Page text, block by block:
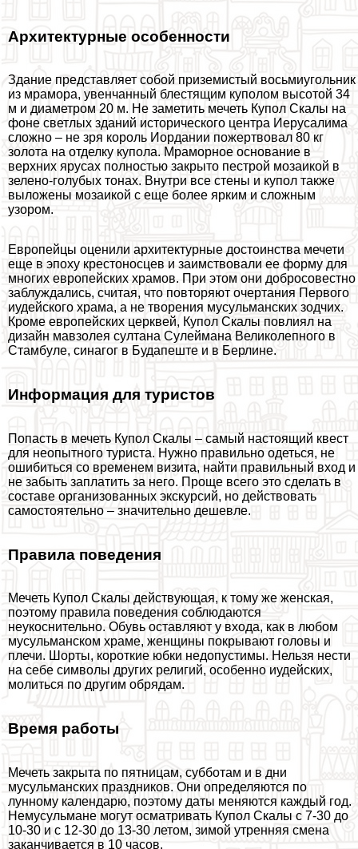
Архитектурные особенности
Здание представляет собой приземистый восьмиугольник
из мрамора, увенчанный блестящим куполом высотой 34
м и диаметром 20 м. Не заметить мечеть Купол Скалы на
фоне светлых зданий исторического центра Иерусалима
сложно – не зря король Иордании пожертвовал 80 кг
золота на отделку купола. Мраморное основание в
верхних ярусах полностью закрыто пестрой мозаикой в
зелено-гoлyбых тонах. Внутри все стены и купол также
выложены мозаикой с еще более ярким и сложным
узором.
Европейцы оценили архитектурные достоинства мечети
еще в эпоху крестоносцев и заимствовали ее форму для
многих европейских храмов. При этом они добросовестно
заблуждались, считая, что повторяют очертания Первого
иудейского храма, а не творения мусульманских зодчих.
Кроме европейских церквей, Купол Скалы повлиял на
дизайн мавзолея султана Сулеймана Великолепного в
Стамбуле, синагог в Будапеште и в Берлине.
Информация для туристов
Попасть в мечеть Купол Скалы – самый настоящий квест
для неопытного туриста. Нужно правильно одеться, не
ошибиться со временем визита, найти правильный вход и
не забыть заплатить за него. Проще всего это сделать в
составе организованных экскурсий, но действовать
самостоятельно – значительно дешевле.
Правила поведения
Мечеть Купол Скалы действующая, к тому же женская,
поэтому правила поведения соблюдаются
неукоснительно. Обувь оставляют у входа, как в любом
мусульманском храме, женщины покрывают головы и
плечи. Шорты, короткие юбки недопустимы. Нельзя нести
на себе символы других религий, особенно иудейских,
молиться по другим обрядам.
Время работы
Мечеть закрыта по пятницам, субботам и в дни
мусульманских праздников. Они определяются по
лунному календарю, поэтому даты меняются каждый год.
Немусульмане могут осматривать Купол Скалы с 7-30 до
10-30 и с 12-30 до 13-30 летом, зимой утренняя смена
заканчивается в 10 часов.